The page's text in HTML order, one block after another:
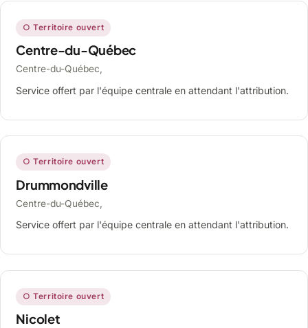
○ Territoire ouvert
Centre-du-Québec
Centre-du-Québec,
Service offert par l'équipe centrale en attendant l'attribution.
○ Territoire ouvert
Drummondville
Centre-du-Québec,
Service offert par l'équipe centrale en attendant l'attribution.
○ Territoire ouvert
Nicolet